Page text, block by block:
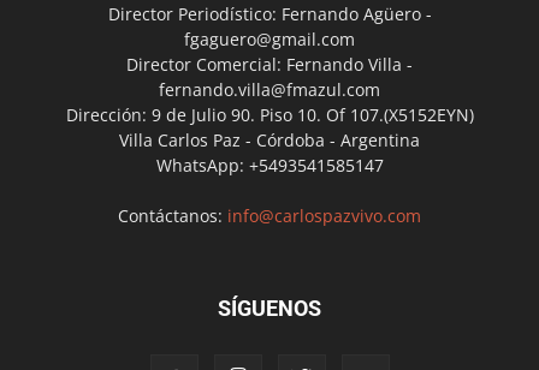
Director Periodístico: Fernando Agüero -
fgaguero@gmail.com
Director Comercial: Fernando Villa -
fernando.villa@fmazul.com
Dirección: 9 de Julio 90. Piso 10. Of 107.(X5152EYN)
Villa Carlos Paz - Córdoba - Argentina
WhatsApp: +5493541585147
Contáctanos: info@carlospazvivo.com
SÍGUENOS